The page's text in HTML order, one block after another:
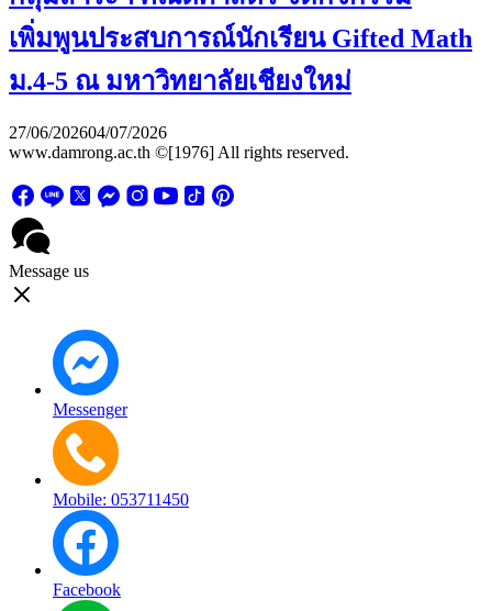
เพิ่มพูนประสบการณ์นักเรียน Gifted Math
ม.4-5 ณ มหาวิทยาลัยเชียงใหม่
27/06/202604/07/2026
www.damrong.ac.th ©[1976] All rights reserved.
Message us
Messenger
Mobile: 053711450
Facebook